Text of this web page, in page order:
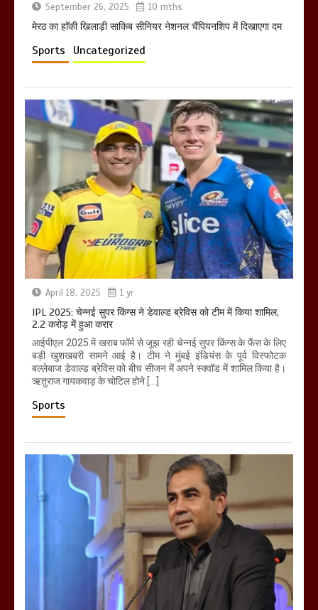
होलिका रखने पर लात मार कर होलिका को किया
तहस नहस,मोहल्ले वालों के साथ की गई गाली
खराबा,
March 11, 2025
September 26, 2025 10 mths
मेरठ का हाॅकी खिलाड़ी साकिब सीनियर नेशनल चैंपियनशिप में दिखाएगा दम
Sports Uncategorized
April 18, 2025 1 yr
IPL 2025: चेन्नई सुपर किंग्स ने डेवाल्ड ब्रेविस को टीम में किया शामिल,
2.2 करोड़ में हुआ करार
आईपीएल 2025 में खराब फॉर्म से जूझ रही चेन्नई सुपर किंग्स के फैंस के लिए
बड़ी खुशखबरी सामने आई है। टीम ने मुंबई इंडियंस के पूर्व विस्फोटक
बल्लेबाज डेवाल्ड ब्रेविस को बीच सीजन में अपने स्क्वॉड में शामिल किया है।
ऋतुराज गायकवाड़ के चोटिल होने […]
Sports